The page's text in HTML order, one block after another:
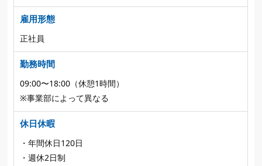
雇用形態
正社員
勤務時間
09:00〜18:00（休憩1時間）
※事業部によって異なる
休日休暇
・年間休日120日
・週休2日制